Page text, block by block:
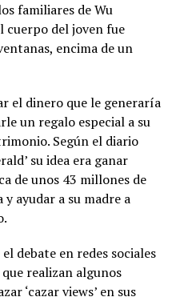
familiares de Wu
cuerpo del joven fue
encima de un
el dinero que le generaría
un regalo especial a su
Según el diario
su idea era ganar
de unos 43 millones de
ayudar a su madre a
debate en redes sociales
realizan algunos
‘cazar views’ en sus